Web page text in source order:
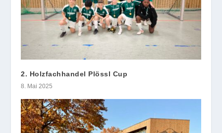
2. Holzfachhandel Plössl Cup
8. Mai 2025